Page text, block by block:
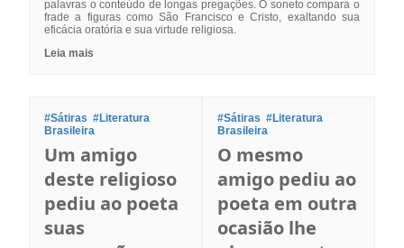
palavras o conteúdo de longas pregações. O soneto compara o
frade a figuras como São Francisco e Cristo, exaltando sua
eficácia oratória e sua virtude religiosa.
Leia mais
#Sátiras #Literatura
Brasileira
Um amigo
deste religioso
pediu ao poeta
suas
#Sátiras #Literatura
Brasileira
O mesmo
amigo pediu ao
poeta em outra
ocasião lhe